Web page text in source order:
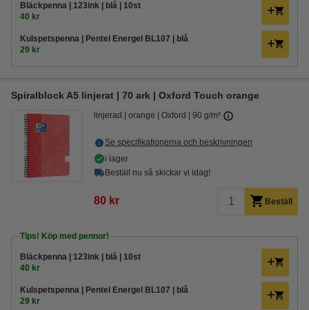
Bläckpenna | 123ink | blå | 10st
40 kr
Kulspetspenna | Pentel Energel BL107 | blå
29 kr
Spiralblock A5 linjerat | 70 ark | Oxford Touch orange
linjerad orange Oxford 90 g/m²
Se specifikationerna och beskrivningen
i lager
Beställ nu så skickar vi idag!
80 kr Beställ
Tips! Köp med pennor!
Bläckpenna | 123ink | blå | 10st
40 kr
Kulspetspenna | Pentel Energel BL107 | blå
29 kr